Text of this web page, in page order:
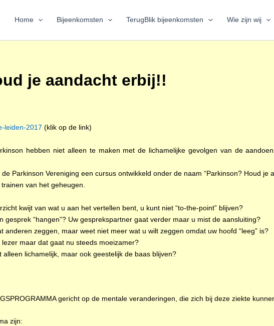
Home Bijeenkomsten TerugBlik bijeenkomsten Wie zijn wij
je aandacht erbij!!
leiden-2017 (klik op de link)
hebben niet alleen te maken met de lichamelijke gevolgen van de
Parkinson Vereniging een cursus ontwikkeld onder de naam “Parkinson? Houd je
van het geheugen.
kwijt van wat u aan het vertellen bent, u kunt niet “to-the-point” blijven?
gesprek “hangen”? Uw gesprekspartner gaat verder maar u mist de aansluiting?
anderen zeggen, maar weet niet meer wat u wilt zeggen omdat uw hoofd “leeg” is?
lezer maar dat gaat nu steeds moeizamer?
alleen lichamelijk, maar ook geestelijk de baas blijven?
gericht op de mentale veranderingen, die zich bij deze ziekte
zijn: